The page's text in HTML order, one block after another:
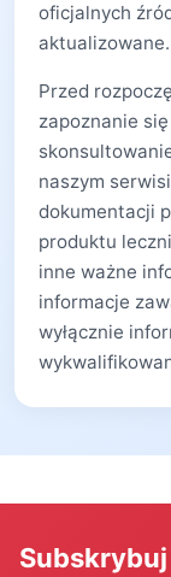
oficjalnych
aktualizowane.
Przed
zapoznanie
naszym
dokumentacji
produktu
inne ważne
informacje
wyłącznie